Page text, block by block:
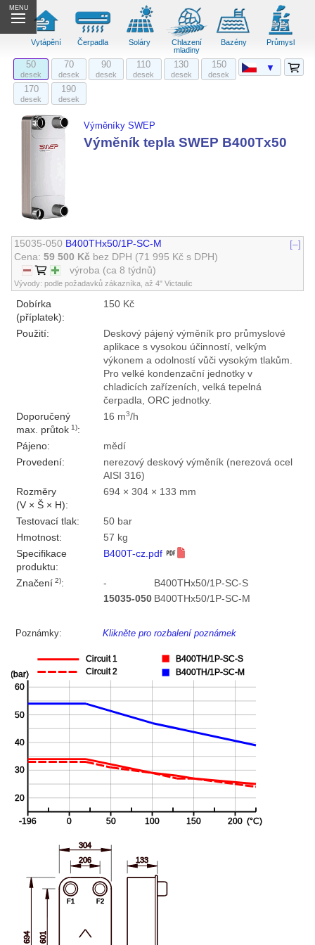
MENU
Vytápění Čerpadla Soláry
Chlazení
mladiny
Bazény Průmysl
50
desek
70
desek
90
desek
110
desek
130
desek
150
desek
170
desek
190
desek
Výměníky SWEP
Výměník tepla SWEP B400Tx50
15035-050 B400THx50/1P-SC-M
[–]
Cena:59 500 Kč bez DPH (71 995 Kč s DPH)
výroba (ca 8 týdnů)
Vývody: podle požadavků zákazníka, až 4" Victaulic
Dobírka
(příplatek):
150 Kč
Použití:
Deskový pájený výměník pro průmyslové
aplikace s vysokou účinností, velkým
výkonem a odolností vůči vysokým tlakům.
Pro velké kondenzační jednotky v
chladicích zařízeních, velká tepelná
čerpadla, ORC jednotky.
Doporučený
max. průtok1):
16 m3/h
Pájeno:
mědí
Provedení:
nerezový deskový výměník (nerezová ocel
AISI 316)
Rozměry
(V × Š × H):
694 × 304 × 133 mm
Testovací tlak:
50 bar
Hmotnost:
57 kg
Specifikace
produktu:
B400T-cz.pdf
Značení2): -
B400THx50/1P-SC-S
15035-050 B400THx50/1P-SC-M
Poznámky: Klikněte pro rozbalení poznámek
▼